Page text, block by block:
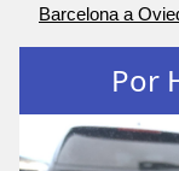
Barcelona a
Por